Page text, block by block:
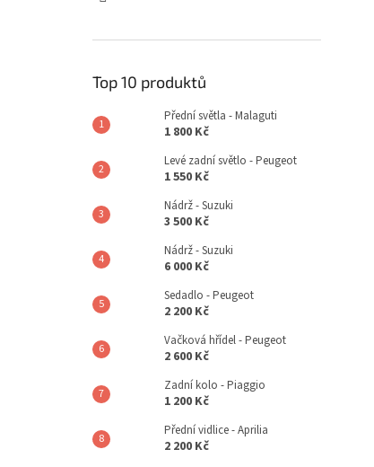
Top 10 produktů
Přední světla - Malaguti
1 800 Kč
Levé zadní světlo - Peugeot
1 550 Kč
Nádrž - Suzuki
3 500 Kč
Nádrž - Suzuki
6 000 Kč
Sedadlo - Peugeot
2 200 Kč
Vačková hřídel - Peugeot
2 600 Kč
Zadní kolo - Piaggio
1 200 Kč
Přední vidlice - Aprilia
2 200 Kč